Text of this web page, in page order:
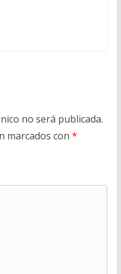
no será publicada.
marcados con *